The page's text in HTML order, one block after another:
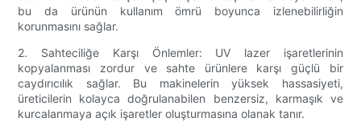
bu da ürünün kullanım ömrü boyunca izlenebilirliğin
korunmasını sağlar.
2. Sahteciliğe Karşı Önlemler: UV lazer işaretlerinin
kopyalanması zordur ve sahte ürünlere karşı güçlü bir
caydırıcılık sağlar. Bu makinelerin yüksek hassasiyeti,
üreticilerin kolayca doğrulanabilen benzersiz, karmaşık ve
kurcalanmaya açık işaretler oluşturmasına olanak tanır.